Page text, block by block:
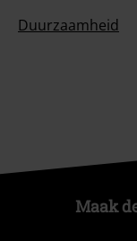
Duurzaamheid
Maak